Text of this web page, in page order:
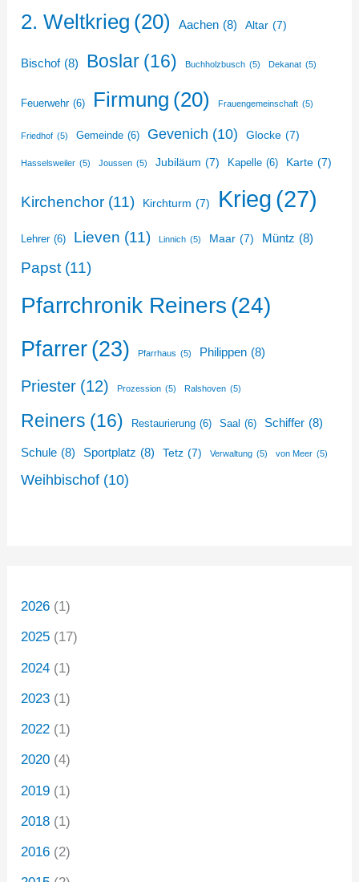
2. Weltkrieg (20) Aachen (8) Altar (7)
Bischof (8) Boslar (16) Buchholzbusch (5) Dekanat (5)
Feuerwehr (6) Firmung (20) Frauengemeinschaft (5)
Friedhof (5) Gemeinde (6) Gevenich (10) Glocke (7)
Hasselsweiler (5) Joussen (5) Jubiläum (7) Kapelle (6) Karte (7)
Kirchenchor (11) Kirchturm (7) Krieg (27)
Lehrer (6) Lieven (11) Linnich (5) Maar (7) Müntz (8)
Papst (11)
Pfarrchronik Reiners (24)
Pfarrer(23) Pfarrhaus (5) Philippen (8)
Priester (12) Prozession (5) Ralshoven (5)
Reiners (16) Restaurierung (6) Saal (6) Schiffer (8)
Schule (8) Sportplatz (8) Tetz (7) Verwaltung (5) von Meer (5)
Weihbischof (10)
2026 (1)
2025 (17)
2024 (1)
2023 (1)
2022 (1)
2020 (4)
2019 (1)
2018 (1)
2016 (2)